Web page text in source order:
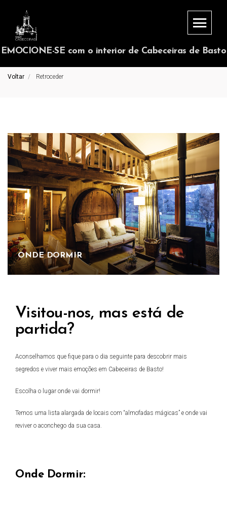
EMOCIONE-SE com o interior de Cabeceiras de Basto
Voltar Retroceder
ONDE DORMIR
Visitou-nos, mas está de
partida?
Aconselhamos que fique para o dia seguinte para descobrir mais
segredos e viver mais emoções em Cabeceiras de Basto!
Escolha o lugar onde vai dormir!
Temos uma lista alargada de locais com “almofadas mágicas” e onde vai
reviver o aconchego da sua casa.
Onde Dormir: